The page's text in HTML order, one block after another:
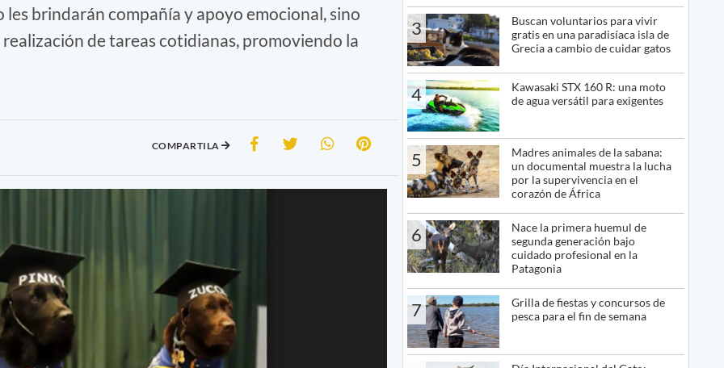
les brindarán compañía y apoyo emocional, sino
de tareas cotidianas, promoviendo la
COMPARTILA
3
Buscan voluntarios para vivir
gratis en una paradisíaca isla de
Grecia a cambio de cuidar gatos
4
Kawasaki STX 160 R: una moto
de agua versátil para exigentes
5
Madres animales de la sabana:
un documental muestra la lucha
por la supervivencia en el
corazón de África
6
Nace la primera huemul de
segunda generación bajo
cuidado profesional en la
Patagonia
7
Grilla de fiestas y concursos de
pesca para el fin de semana